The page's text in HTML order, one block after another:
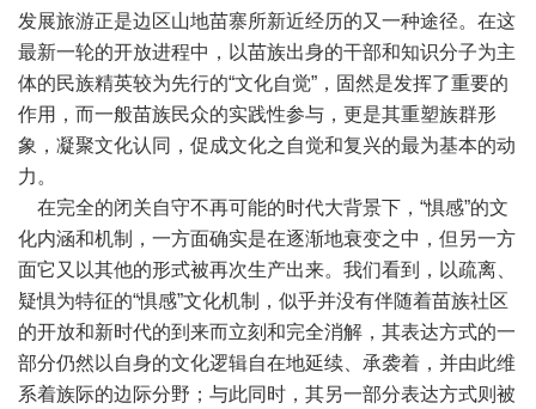
发展旅游正是边区山地苗寨所新近经历的又一种途径。在这
最新一轮的开放进程中，以苗族出身的干部和知识分子为主
体的民族精英较为先行的“文化自觉”，固然是发挥了重要的
作用，而一般苗族民众的实践性参与，更是其重塑族群形
象，凝聚文化认同，促成文化之自觉和复兴的最为基本的动
力。
在完全的闭关自守不再可能的时代大背景下，“惧感”的文
化内涵和机制，一方面确实是在逐渐地衰变之中，但另一方
面它又以其他的形式被再次生产出来。我们看到，以疏离、
疑惧为特征的“惧感”文化机制，似乎并没有伴随着苗族社区
的开放和新时代的到来而立刻和完全消解，其表达方式的一
部分仍然以自身的文化逻辑自在地延续、承袭着，并由此维
系着族际的边际分野；与此同时，其另一部分表达方式则被